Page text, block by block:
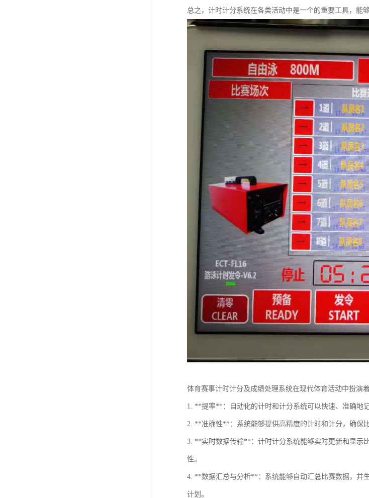
总之，计时计分系统在各类活动中是一个的重要工具，能
体育赛事计时计分及成绩处理系统在现代体育活动中扮演
1. **提率**：自动化的计时和计分系统可以快速、准确地
2. **准确性**：系统能够提供高精度的计时和计分，确保
3. **实时数据传输**：计时计分系统能够实时更新和显示
性。
4. **数据汇总与分析**：系统能够自动汇总比赛数据，并
计划。